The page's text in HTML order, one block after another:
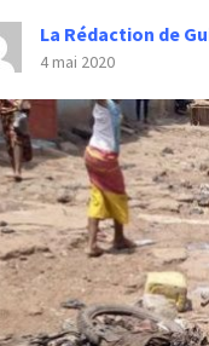
La Rédaction de
4 mai 2020